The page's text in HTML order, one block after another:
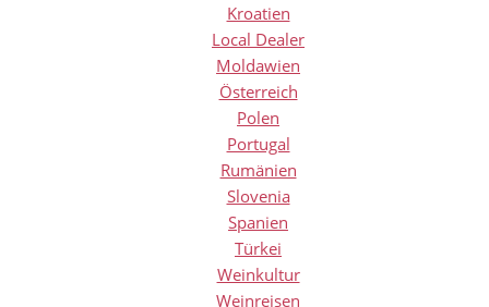
Kroatien
Local Dealer
Moldawien
Österreich
Polen
Portugal
Rumänien
Slovenia
Spanien
Türkei
Weinkultur
Weinreisen